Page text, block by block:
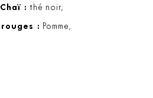
Chaï : thé noir,
: Pomme,